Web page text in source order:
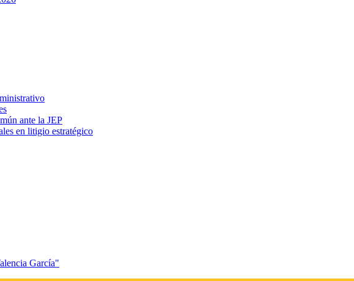
ante la JEP
en litigio estratégico
García"